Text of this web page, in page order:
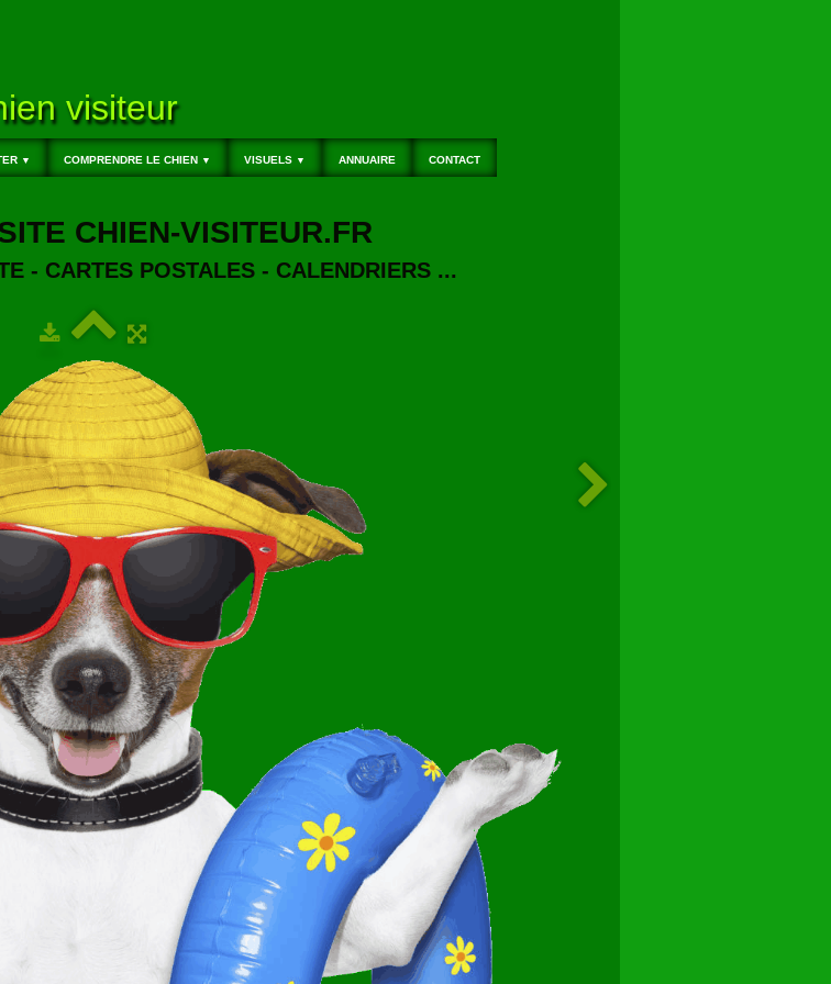
visiteur
▼ COMPRENDRE LE CHIEN ▼ VISUELS ▼ ANNUAIRE CONTACT
CHIEN-VISITEUR.FR
- CARTES POSTALES - CALENDRIERS ...